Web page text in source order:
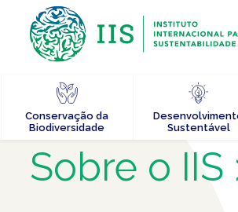
Conservação da
Biodiversidade
Sustentável
Sobre o IIS